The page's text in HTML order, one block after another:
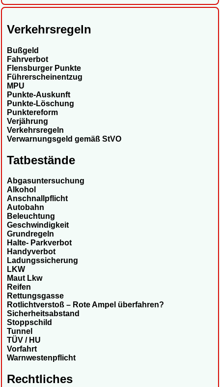
Verkehrsregeln
Bußgeld
Fahrverbot
Flensburger Punkte
Führerscheinentzug
MPU
Punkte-Auskunft
Punkte-Löschung
Punktereform
Verjährung
Verkehrsregeln
Verwarnungsgeld gemäß StVO
Tatbestände
Abgasuntersuchung
Alkohol
Anschnallpflicht
Autobahn
Beleuchtung
Geschwindigkeit
Grundregeln
Halte- Parkverbot
Handyverbot
Ladungssicherung
LKW
Maut Lkw
Reifen
Rettungsgasse
Rotlichtverstoß – Rote Ampel überfahren?
Sicherheitsabstand
Stoppschild
Tunnel
TÜV / HU
Vorfahrt
Warnwestenpflicht
Rechtliches